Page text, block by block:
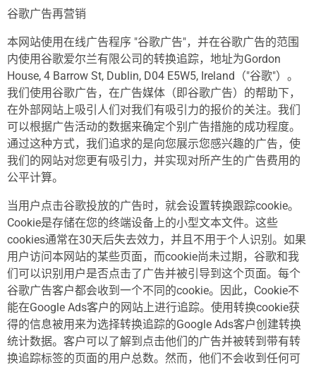
谷歌广告再营销
本网站使用在线广告程序 "谷歌广告"，并在谷歌广告的范围
内使用谷歌爱尔兰有限公司的转换追踪，地址为Gordon
House, 4 Barrow St, Dublin, D04 E5W5, Ireland（"谷歌"）。
我们使用谷歌广告，在广告媒体（即谷歌广告）的帮助下，
在外部网站上吸引人们对我们有吸引力的报价的关注。我们
可以根据广告活动的数据来确定个别广告措施的成功程度。
通过这种方式，我们追求的是向您展示您感兴趣的广告，使
我们的网站对您更有吸引力，并实现对所产生的广告费用的
公平计算。
当用户点击谷歌投放的广告时，就会设置转换跟踪cookie。
Cookie是存储在您的终端设备上的小型文本文件。这些
cookies通常在30天后失去效力，并且不用于个人识别。如果
用户访问本网站的某些页面，而cookie尚未过期，谷歌和我
们可以识别用户是否点击了广告并被引导到这个页面。每个
谷歌广告客户都会收到一个不同的cookie。因此，Cookie不
能在Google Ads客户的网站上进行追踪。使用转换cookie获
得的信息被用来为选择转换追踪的Google Ads客户创建转换
统计数据。客户可以了解到点击他们的广告并被转到带有转
换追踪标签的页面的用户总数。然而，他们不会收到任何可